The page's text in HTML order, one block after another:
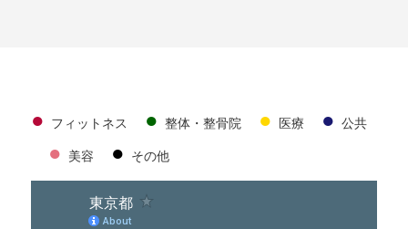
● フィットネス ● 整体・整骨院 ● 医療 ● 公共
● 美容 ● その他